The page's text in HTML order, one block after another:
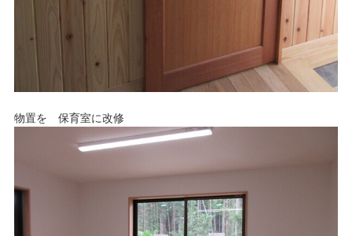
物置を 保育室に改修